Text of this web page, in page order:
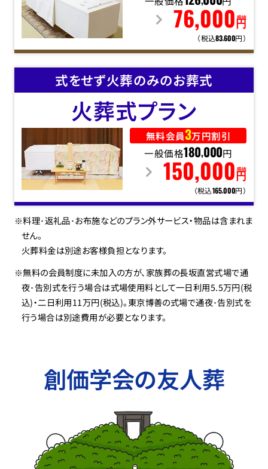
76,000 円
税抜
（税込83,600円）
式をせず火葬のみのお葬式
火葬式プラン
無料会員3万円割引
一般価格180,000円
150,000 円
税抜
（税込165,000円）
※料理･返礼品･お布施などのプラン外サービス・物品は含まれま
せん。
火葬料金は別途お客様負担となります。
※無料の会員制度に未加入の方が、家族葬の長坂直営式場で通
夜･告別式を行う場合は式場使用料として一日利用5.5万円(税
込)・二日利用11万円(税込)。東京博善の式場で通夜･告別式を
行う場合は別途費用が必要となります。
創価学会の友人葬